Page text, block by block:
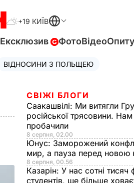
+19 КИЇВ
Ексклюзив ФотоВідео
ВІДНОСИНИ З ПОЛЬЩЕЮ
СВІЖІ БЛОГИ
Саакашвілі: Ми витягли
російської трясовини.
пробачили
8 серпня, 02.00
Юнус: Заморожений
мир, а пауза перед новою
8 серпня, 00.56
Казарін: У нас сотні тисяч
студентів, ще більше